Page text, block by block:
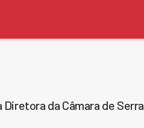
da Câmara de Serra